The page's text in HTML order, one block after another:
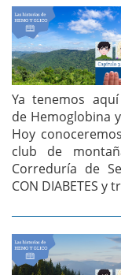
Ya tenemos
de Hemoglobina
Hoy
club de
Correduría de
CON DIABETES